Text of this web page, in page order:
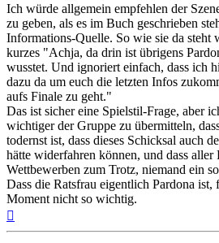
Ich würde allgemein empfehlen der
zu geben, als es im Buch geschrieben
Informations-Quelle. So wie sie da steht
kurzes "Achja, da drin ist übrigens
wusstet. Und ignoriert einfach, dass ich
dazu da um euch die letzten Infos
aufs Finale zu geht."
Das ist sicher eine Spielstil-Frage, aber
wichtiger der Gruppe zu übermitteln,
todernst ist, dass dieses Schicksal auch
hätte widerfahren können, und dass aller
Wettbewerben zum Trotz, niemand ein
Dass die Ratsfrau eigentlich Pardona ist,
Moment nicht so wichtig.